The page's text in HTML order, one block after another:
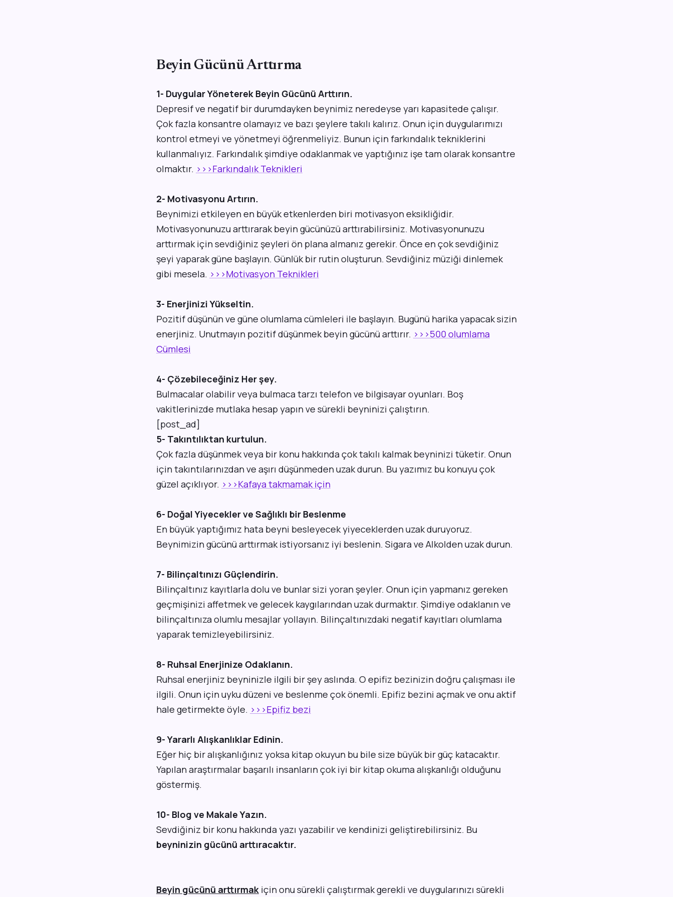
Beyin Gücünü Arttırma
1- Duygular Yöneterek Beyin Gücünü Arttırın.
Depresif ve negatif bir durumdayken beynimiz neredeyse yarı kapasitede çalışır.
Çok fazla konsantre olamayız ve bazı şeylere takılı kalırız. Onun için duygularımızı
kontrol etmeyi ve yönetmeyi öğrenmeliyiz. Bunun için farkındalık tekniklerini
kullanmalıyız. Farkındalık şimdiye odaklanmak ve yaptığınız işe tam olarak konsantre
olmaktır. >>>Farkındalık Teknikleri
2- Motivasyonu Artırın.
Beynimizi etkileyen en büyük etkenlerden biri motivasyon eksikliğidir.
Motivasyonunuzu arttırarak beyin gücünüzü arttırabilirsiniz. Motivasyonunuzu
arttırmak için sevdiğiniz şeyleri ön plana almanız gerekir. Önce en çok sevdiğiniz
şeyi yaparak güne başlayın. Günlük bir rutin oluşturun. Sevdiğiniz müziği dinlemek
gibi mesela. >>>Motivasyon Teknikleri
3- Enerjinizi Yükseltin.
Pozitif düşünün ve güne olumlama cümleleri ile başlayın. Bugünü harika yapacak sizin
enerjiniz. Unutmayın pozitif düşünmek beyin gücünü arttırır. >>>500 olumlama
Cümlesi
4- Çözebileceğiniz Her şey.
Bulmacalar olabilir veya bulmaca tarzı telefon ve bilgisayar oyunları. Boş
vakitlerinizde mutlaka hesap yapın ve sürekli beyninizi çalıştırın.
[post_ad]
5- Takıntılıktan kurtulun.
Çok fazla düşünmek veya bir konu hakkında çok takılı kalmak beyninizi tüketir. Onun
için takıntılarınızdan ve aşırı düşünmeden uzak durun. Bu yazımız bu konuyu çok
güzel açıklıyor. >>>Kafaya takmamak için
6- Doğal Yiyecekler ve Sağlıklı bir Beslenme
En büyük yaptığımız hata beyni besleyecek yiyeceklerden uzak duruyoruz.
Beynimizin gücünü arttırmak istiyorsanız iyi beslenin. Sigara ve Alkolden uzak durun.
7- Bilinçaltınızı Güçlendirin.
Bilinçaltınız kayıtlarla dolu ve bunlar sizi yoran şeyler. Onun için yapmanız gereken
geçmişinizi affetmek ve gelecek kaygılarından uzak durmaktır. Şimdiye odaklanın ve
bilinçaltınıza olumlu mesajlar yollayın. Bilinçaltınızdaki negatif kayıtları olumlama
yaparak temizleyebilirsiniz.
8- Ruhsal Enerjinize Odaklanın.
Ruhsal enerjiniz beyninizle ilgili bir şey aslında. O epifiz bezinizin doğru çalışması ile
ilgili. Onun için uyku düzeni ve beslenme çok önemli. Epifiz bezini açmak ve onu aktif
hale getirmekte öyle. >>>Epifiz bezi
9- Yararlı Alışkanlıklar Edinin.
Eğer hiç bir alışkanlığınız yoksa kitap okuyun bu bile size büyük bir güç katacaktır.
Yapılan araştırmalar başarılı insanların çok iyi bir kitap okuma alışkanlığı olduğunu
göstermiş.
10- Blog ve Makale Yazın.
Sevdiğiniz bir konu hakkında yazı yazabilir ve kendinizi geliştirebilirsiniz. Bu
beyninizin gücünü arttıracaktır.
Beyin gücünü arttırmak için onu sürekli çalıştırmak gerekli ve duygularınızı sürekli